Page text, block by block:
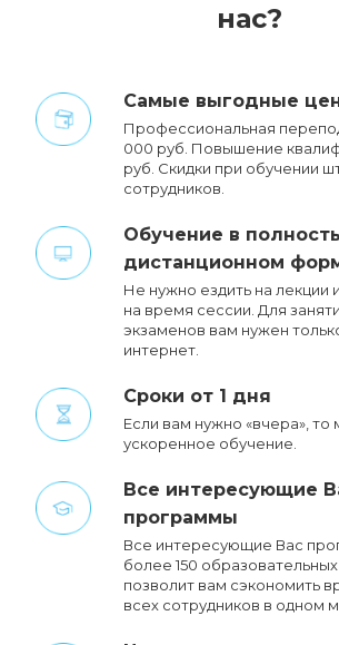
нас?
Cамые выгодные
Профессиональная
000 руб. Повышение
руб. Cкидки при обучении
сотрудников.
Обучение в
дистанционном
Не нужно ездить на лекции
на время сессии. Для
экзаменов вам нужен
интернет.
Сроки от 1 дня
Если вам нужно «вчера», то
ускоренное обучение.
Все интересующие
программы
Все интересующие Вас
более 150
позволит вам сэкономить
всех сотрудников в одном